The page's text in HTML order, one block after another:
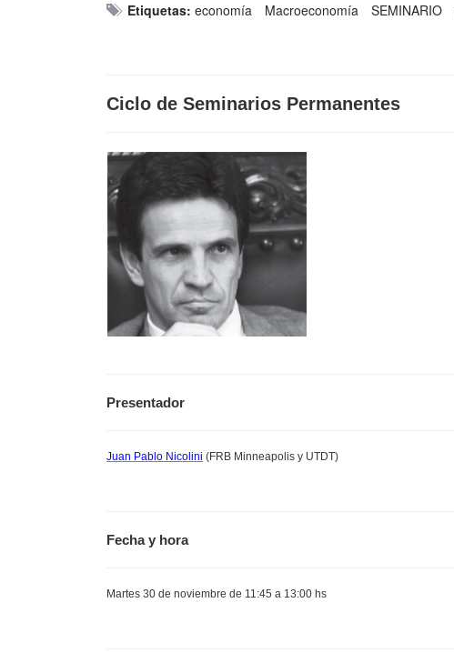
Etiquetas: economía Macroeconomía SEMINARIO
Ciclo de Seminarios Permanentes
Presentador
Juan Pablo Nicolini (FRB Minneapolis y UTDT)
Fecha y hora
Martes 30 de noviembre de 11:45 a 13:00 hs